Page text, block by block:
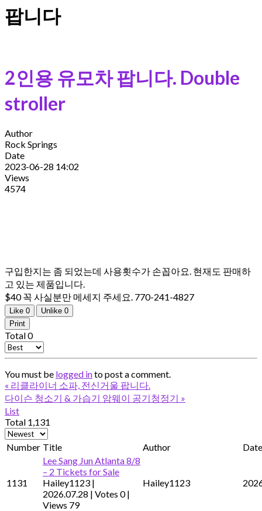
팝니다
2인용 유모차 팝니다. Double
stroller
Author
Rock Springs
Date
2023-06-28 14:02
Views
4574
구입한지는 좀 되었는데 사용횟수가 손꼽아요. 현재도 판매하
고 있는 제품입니다.
$40 꼭 사실분만 메세지 주세요. 770-241-4827
Like 0 Unlike 0
Print
Total0
You must be logged into post a comment.
« 리클라이너 소파, 전신거울 팝니다.
다이슨 청소기 & 가습기 암웨이 공기청정기 »
List
Total 1,131
Number Title Author Date
1131
Lee Sang Jun Atlanta 8/8
– 2 Tickets for Sale
Hailey1123 |
2026.07.28 | Votes 0 |
Views 79
Hailey1123